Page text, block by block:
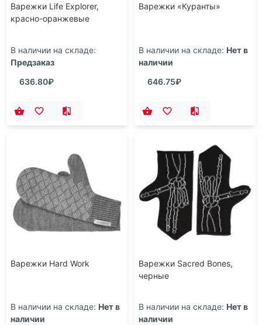
Варежки Life Explorer,
красно-оранжевые
В наличии на складе:
Предзаказ
636.80₽
Варежки «Куранты»
В наличии на складе: Нет в
наличии
646.75₽
Варежки Hard Work
В наличии на складе: Нет в
наличии
Варежки Sacred Bones,
черные
В наличии на складе: Нет в
наличии